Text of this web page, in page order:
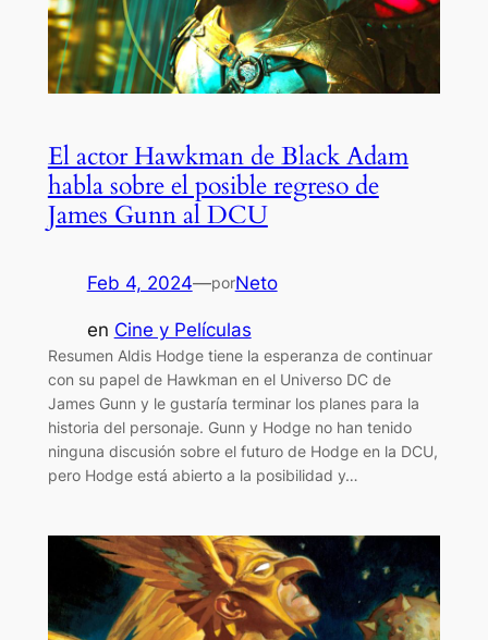
El actor Hawkman de Black Adam
habla sobre el posible regreso de
James Gunn al DCU
Feb 4, 2024—porNeto
en Cine y Películas
Resumen Aldis Hodge tiene la esperanza de continuar
con su papel de Hawkman en el Universo DC de
James Gunn y le gustaría terminar los planes para la
historia del personaje. Gunn y Hodge no han tenido
ninguna discusión sobre el futuro de Hodge en la DCU,
pero Hodge está abierto a la posibilidad y…